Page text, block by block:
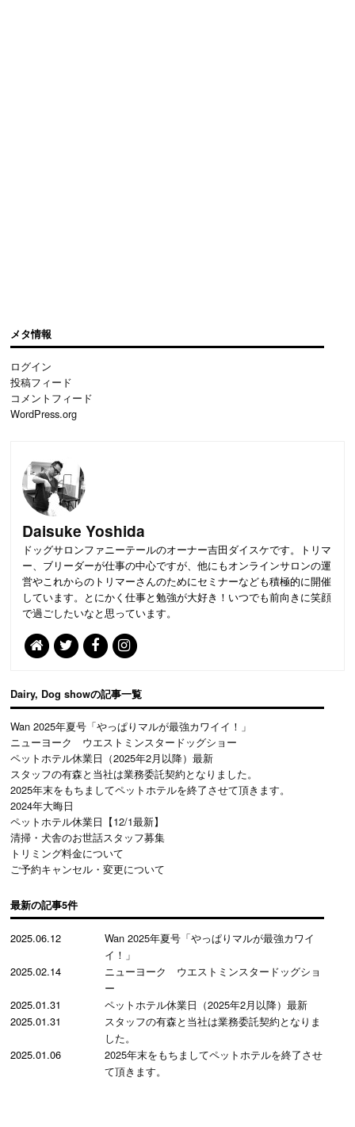
メタ情報
ログイン
投稿フィード
コメントフィード
WordPress.org
Daisuke Yoshida
ドッグサロンファニーテールのオーナー吉田ダイスケです。トリマ
ー、ブリーダーが仕事の中心ですが、他にもオンラインサロンの運
営やこれからのトリマーさんのためにセミナーなども積極的に開催
しています。とにかく仕事と勉強が大好き！いつでも前向きに笑顔
で過ごしたいなと思っています。
Dairy, Dog showの記事一覧
Wan 2025年夏号「やっぱりマルが最強カワイイ！」
ニューヨーク ウエストミンスタードッグショー
ペットホテル休業日（2025年2月以降）最新
スタッフの有森と当社は業務委託契約となりました。
2025年末をもちましてペットホテルを終了させて頂きます。
2024年大晦日
ペットホテル休業日【12/1最新】
清掃・犬舎のお世話スタッフ募集
トリミング料金について
ご予約キャンセル・変更について
最新の記事5件
2025.06.12
Wan 2025年夏号「やっぱりマルが最強カワイ
イ！」
2025.02.14
ニューヨーク ウエストミンスタードッグショ
ー
2025.01.31
ペットホテル休業日（2025年2月以降）最新
2025.01.31
スタッフの有森と当社は業務委託契約となりま
した。
2025.01.06
2025年末をもちましてペットホテルを終了させ
て頂きます。